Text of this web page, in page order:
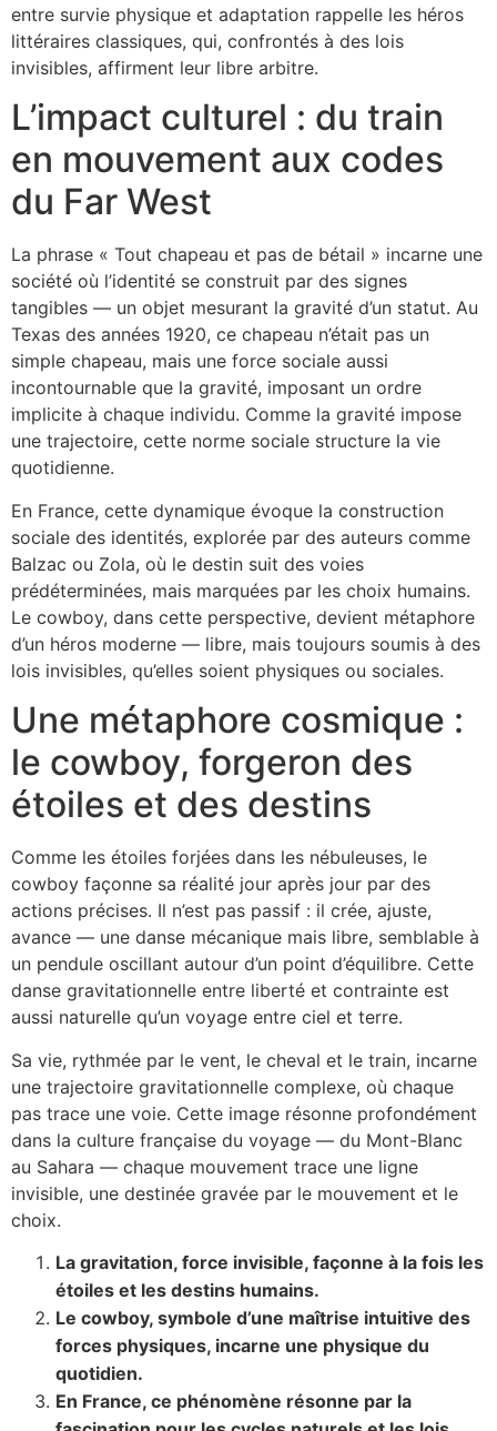
entre survie physique et adaptation rappelle les héros
littéraires classiques, qui, confrontés à des lois
invisibles, affirment leur libre arbitre.
L’impact culturel : du train
en mouvement aux codes
du Far West
La phrase « Tout chapeau et pas de bétail » incarne une
société où l’identité se construit par des signes
tangibles — un objet mesurant la gravité d’un statut. Au
Texas des années 1920, ce chapeau n’était pas un
simple chapeau, mais une force sociale aussi
incontournable que la gravité, imposant un ordre
implicite à chaque individu. Comme la gravité impose
une trajectoire, cette norme sociale structure la vie
quotidienne.
En France, cette dynamique évoque la construction
sociale des identités, explorée par des auteurs comme
Balzac ou Zola, où le destin suit des voies
prédéterminées, mais marquées par les choix humains.
Le cowboy, dans cette perspective, devient métaphore
d’un héros moderne — libre, mais toujours soumis à des
lois invisibles, qu’elles soient physiques ou sociales.
Une métaphore cosmique :
le cowboy, forgeron des
étoiles et des destins
Comme les étoiles forjées dans les nébuleuses, le
cowboy façonne sa réalité jour après jour par des
actions précises. Il n’est pas passif : il crée, ajuste,
avance — une danse mécanique mais libre, semblable à
un pendule oscillant autour d’un point d’équilibre. Cette
danse gravitationnelle entre liberté et contrainte est
aussi naturelle qu’un voyage entre ciel et terre.
Sa vie, rythmée par le vent, le cheval et le train, incarne
une trajectoire gravitationnelle complexe, où chaque
pas trace une voie. Cette image résonne profondément
dans la culture française du voyage — du Mont-Blanc
au Sahara — chaque mouvement trace une ligne
invisible, une destinée gravée par le mouvement et le
choix.
La gravitation, force invisible, façonne à la fois les
étoiles et les destins humains.
Le cowboy, symbole d’une maîtrise intuitive des
forces physiques, incarne une physique du
quotidien.
En France, ce phénomène résonne par la